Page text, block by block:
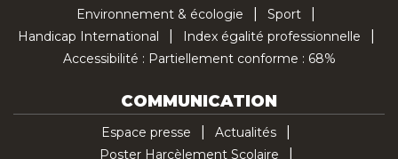
Environnement & écologie
Sport
Handicap International
Index égalité professionnelle
Accessibilité : Partiellement conforme : 68%
COMMUNICATION
Espace presse
Actualités
Poster Harcèlement Scolaire